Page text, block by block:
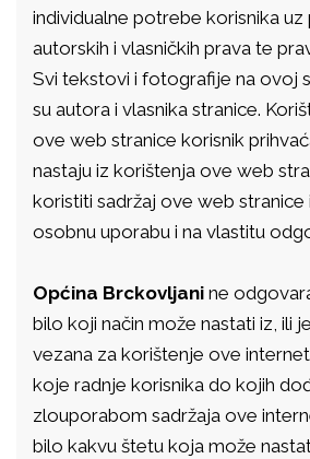
individualne potrebe korisnika uz
autorskih i vlasničkih prava te
Svi tekstovi i fotografije na ovoj
su autora i vlasnika stranice.
ove web stranice korisnik
nastaju iz korištenja ove web
koristiti sadržaj ove web stranice
osobnu uporabu i na vlastitu
Općina Brckovljani ne
bilo koji način može nastati iz, ili
vezana za korištenje ove
koje radnje korisnika do kojih
zlouporabom sadržaja ove
bilo kakvu štetu koja može